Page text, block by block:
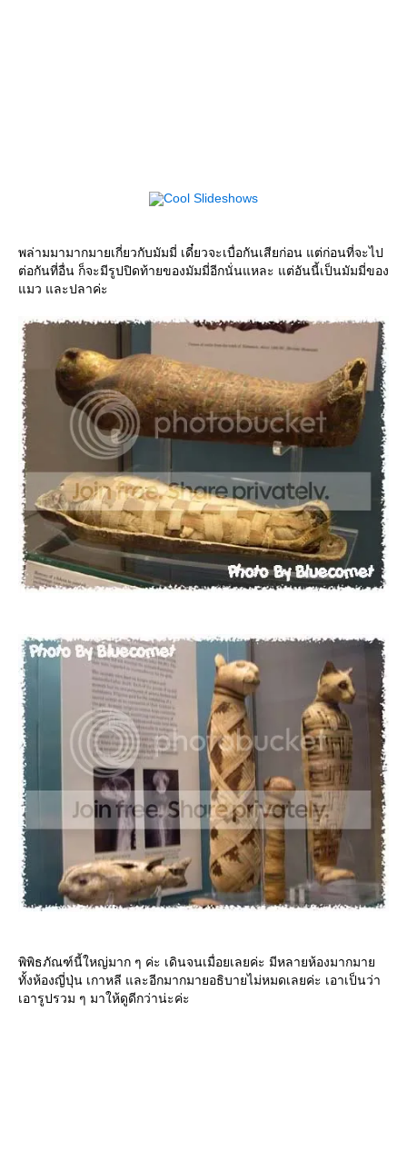
Cool Slideshows
พล่ามมามากมายเกี่ยวกับมัมมี่ เดี๋ยวจะเบื่อกันเสียก่อน แต่ก่อนที่จะไป
ต่อกันที่อื่น ก็จะมีรูปปิดท้ายของมัมมี่อีกนั่นแหละ แต่อันนี้เป็นมัมมี่ของ
มว และปลาค่ะ
พิพิธภัณฑ์นี้ใหญ่มาก ๆ ค่ะ เดินจนเมื่อยเลยค่ะ มีหลายห้องมากมา
ทั้งห้องญี่ปุ่น เกาหลี และอีกมากมายอธิบายไม่หมดเลยค่ะ เอาเป็นว่า
เอารูปรวม ๆ มาให้ดูดีกว่าน่ะค่ะ